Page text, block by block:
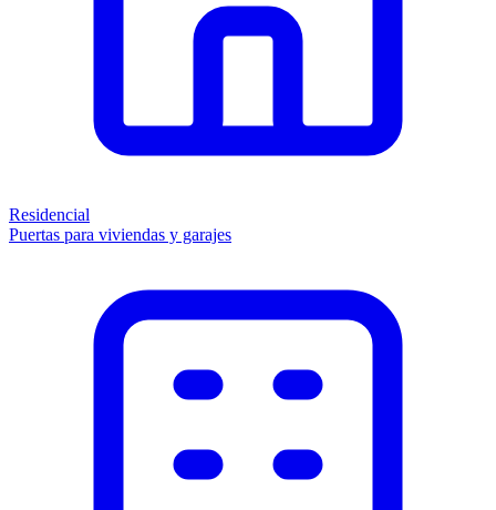
Residencial
Puertas para viviendas y garajes